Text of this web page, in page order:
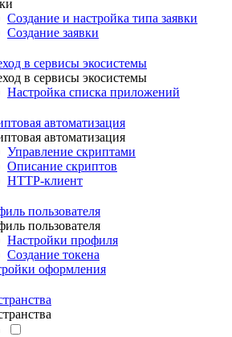
Создание и настройка типа заявки
Создание заявки
в сервисы экосистемы
в сервисы экосистемы
Настройка списка приложений
автоматизация
автоматизация
Управление скриптами
Описание скриптов
HTTP-клиент
пользователя
пользователя
Настройки профиля
Создание токена
оформления